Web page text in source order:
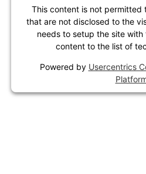
This content is not permitted
that are not disclosed to the
needs to setup the site
content to the list of
Powered by Usercentrics